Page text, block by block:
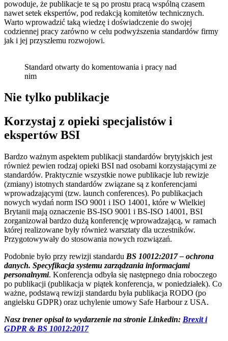
powoduje, że publikacje te są po prostu pracą wspólną czasem
nawet setek ekspertów, pod redakcją komitetów technicznych.
Warto wprowadzić taką wiedzę i doświadczenie do swojej
codziennej pracy zarówno w celu podwyższenia standardów firmy
jak i jej przyszłemu rozwojowi.
Standard otwarty do komentowania i pracy nad
nim
Nie tylko publikacje
Korzystaj z opieki specjalistów i
ekspertów BSI
Bardzo ważnym aspektem publikacji standardów brytyjskich jest
również pewien rodzaj opieki BSI nad osobami korzystającymi ze
standardów. Praktycznie wszystkie nowe publikacje lub rewizje
(zmiany) istotnych standardów związane są z konferencjami
wprowadzającymi (tzw. launch conferences). Po publikacjach
nowych wydań norm ISO 9001 i ISO 14001, które w Wielkiej
Brytanii mają oznaczenie BS-ISO 9001 i BS-ISO 14001, BSI
zorganizował bardzo dużą konferencję wprowadzającą, w ramach
której realizowane były również warsztaty dla uczestników.
Przygotowywały do stosowania nowych rozwiązań.
Podobnie było przy rewizji standardu BS 10012:2017 – ochrona
danych. Specyfikacja systemu zarządzania informacjami
personalnymi. Konferencja odbyła się następnego dnia roboczego
po publikacji (publikacja w piątek konferencja, w poniedziałek). Co
ważne, podstawą rewizji standardu była publikacja RODO (po
angielsku GDPR) oraz uchylenie umowy Safe Harbour z USA.
Nasz trener opisał to wydarzenie na stronie Linkedin: Brexit i
GDPR & BS 10012:2017